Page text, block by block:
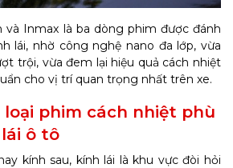
và Inmax là ba dòng phim được đánh
lái, nhờ công nghệ nano đa lớp, vừa
trội, vừa đem lại hiệu quả cách nhiệt
cho vị trí quan trọng nhất trên xe.
loại phim cách nhiệt phù
ô tô
kính sau, kính lái là khu vực đòi hỏi